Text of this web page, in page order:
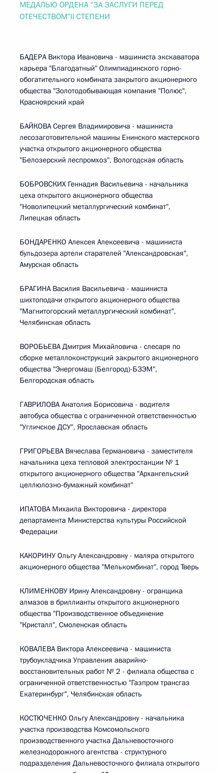
МЕДАЛЬЮ ОРДЕНА "ЗА ЗАСЛУГИ ПЕРЕД
ОТЕЧЕСТВОМ"II СТЕПЕНИ
БАДЕРА Виктора Ивановича - машиниста экскаватора
карьера "Благодатный" Олимпиадинского горно-
обогатительного комбината закрытого акционерного
общества "Золотодобывающая компания "Полюс",
Красноярский край
БАЙКОВА Сергея Владимировича - машиниста
лесозаготовительной машины Енинского мастерского
участка открытого акционерного общества
"Белозерский леспромхоз", Вологодская область
БОБРОВСКИХ Геннадия Васильевича - начальника
цеха открытого акционерного общества
"Новолипецкий металлургический комбинат",
Липецкая область
БОНДАРЕНКО Алексея Алексеевича - машиниста
бульдозера артели старателей "Александровская",
Амурская область
БРАГИНА Василия Васильевича - машиниста
шихтоподачи открытого акционерного общества
"Магнитогорский металлургический комбинат",
Челябинская область
ВОРОБЬЕВА Дмитрия Михайловича - слесаря по
сборке металлоконструкций закрытого акционерного
общества "Энергомаш (Белгород)-БЗЭМ",
Белгородская область
ГАВРИЛОВА Анатолия Борисовича - водителя
автобуса общества с ограниченной ответственностью
"Угличское ДСУ", Ярославская область
ГРИГОРЬЕВА Вячеслава Германовича - заместителя
начальника цеха тепловой электростанции № 1
открытого акционерного общества "Архангельский
целлюлозно-бумажный комбинат"
ИПАТОВА Михаила Викторовича - директора
департамента Министерства культуры Российской
Федерации
КАКОРИНУ Ольгу Александровну - маляра открытого
акционерного общества "Мелькомбинат", город Тверь
КЛИМЕНКОВУ Ирину Александровну - огранщика
алмазов в бриллианты открытого акционерного
общества "Производственное объединение
"Кристалл", Смоленская область
КОВАЛЕВА Виктора Алексеевича - машиниста
трубоукладчика Управления аварийно-
восстановительных работ № 2 - филиала общества с
ограниченной ответственностью "Газпром трансгаз
Екатеринбург", Челябинская область
КОСТЮЧЕНКО Ольгу Александровну - начальника
участка производства Комсомольского
производственного участка Дальневосточного
железнодорожного агентства - структурного
подразделения Дальневосточного филиала открытого